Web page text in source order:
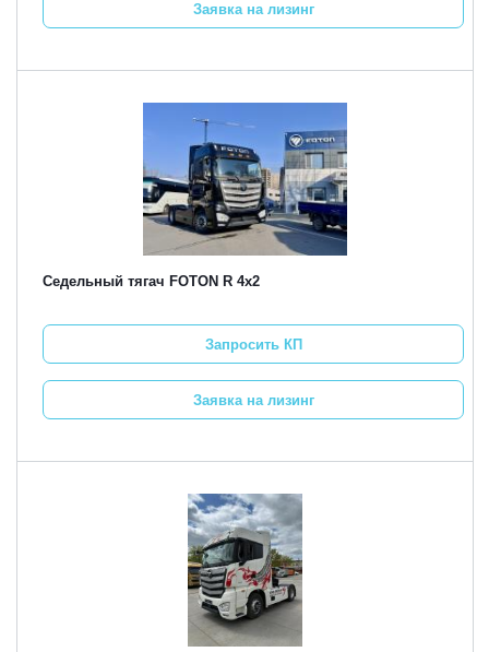
Заявка на лизинг
Седельный тягач FOTON R 4х2
Запросить КП
Заявка на лизинг